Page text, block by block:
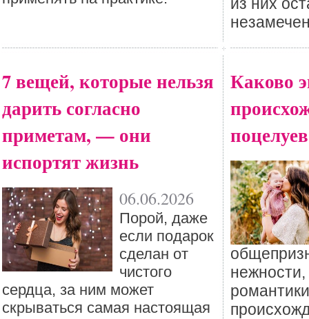
7 вещей, которые нельзя
дарить согласно
приметам, — они
испортят жизнь
06.06.2026
Порой, даже
если подарок
сделан от
чистого
сердца, за ним может
скрываться самая настоящая
Каково